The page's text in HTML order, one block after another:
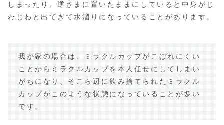
しまったり、逆さまに置いたままにしていると中身がじ
わじわと出てきて水溜りになっていることがあります。
我が家の場合は、ミラクルカップがこぼれにくい
ことからミラクルカップを本人任せにしてしまい
がちになり、そこら辺に飲み捨てられたミラクル
カップがこのような状態になっていることが多い
です。